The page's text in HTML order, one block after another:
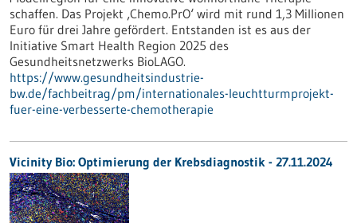
schaffen. Das Projekt ‚Chemo.PrO‘ wird mit rund 1,3 Millionen
Euro für drei Jahre gefördert. Entstanden ist es aus der
Initiative Smart Health Region 2025 des
Gesundheitsnetzwerks BioLAGO.
https://www.gesundheitsindustrie-
bw.de/fachbeitrag/pm/internationales-leuchtturmprojekt-
fuer-eine-verbesserte-chemotherapie
Vicinity Bio: Optimierung der Krebsdiagnostik - 27.11.2024